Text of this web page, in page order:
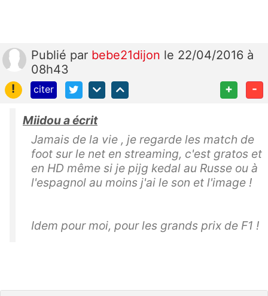
Publié par bebe21dijon le 22/04/2016 à
08h43
!
citer + -
Miidou a écrit
Jamais de la vie , je regarde les match de
foot sur le net en streaming, c'est gratos et
en HD même si je pijg kedal au Russe ou à
l'espagnol au moins j'ai le son et l'image !
Idem pour moi, pour les grands prix de F1 !